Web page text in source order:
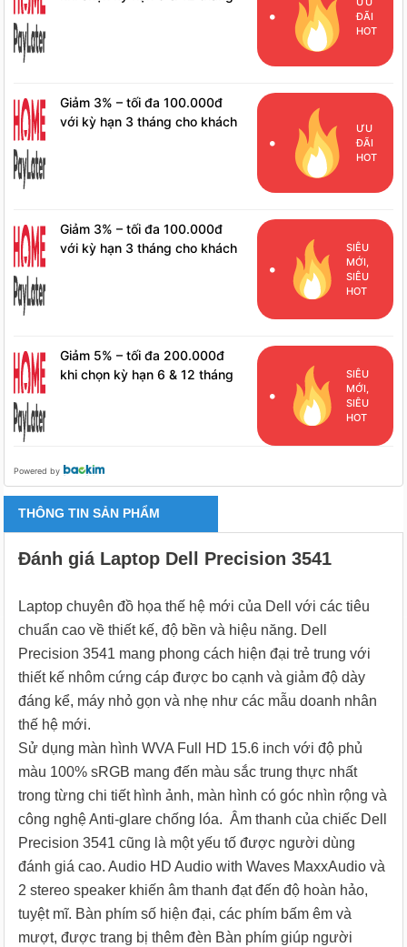
ĐÃI
HOT
Giảm 3% – tối đa 100.000đ
với kỳ hạn 3 tháng cho khách
ƯU
ĐÃI
HOT
Giảm 3% – tối đa 100.000đ
với kỳ hạn 3 tháng cho khách
SIÊU
MỚI,
SIÊU
HOT
Giảm 5% – tối đa 200.000đ
khi chọn kỳ hạn 6 & 12 tháng
SIÊU
MỚI,
SIÊU
HOT
Powered by
THÔNG TIN SẢN PHẨM
Đánh giá Laptop Dell Precision 3541
Laptop chuyên đồ họa thế hệ mới của Dell với các tiêu
chuẩn cao về thiết kế, độ bền và hiệu năng. Dell
Precision 3541 mang phong cách hiện đại trẻ trung với
thiết kế nhôm cứng cáp được bo cạnh và giảm độ dày
đáng kể, máy nhỏ gọn và nhẹ như các mẫu doanh nhân
thế hệ mới.
Sử dụng màn hình WVA Full HD 15.6 inch với độ phủ
màu 100% sRGB mang đến màu sắc trung thực nhất
trong từng chi tiết hình ảnh, màn hình có góc nhìn rộng và
công nghệ Anti-glare chống lóa. Âm thanh của chiếc Dell
Precision 3541 cũng là một yếu tố được người dùng
đánh giá cao. Audio HD Audio with Waves MaxxAudio và
2 stereo speaker khiến âm thanh đạt đến độ hoàn hảo,
tuyệt mĩ. Bàn phím số hiện đại, các phím bấm êm và
mượt, được trang bị thêm đèn Bàn phím giúp người